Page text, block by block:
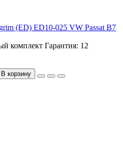
(ED) ED10-025 VW Passat B7
комплект Гарантия: 12
В корзину